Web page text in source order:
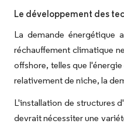
Le développement des
La demande énergétique
réchauffement climatique
offshore, telles que
relativement de niche, la
L'installation de structures
devrait nécessiter une